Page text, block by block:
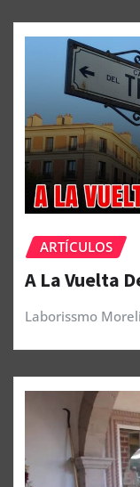
ARTÍCULOS
A La Vuelta
Laborissmo